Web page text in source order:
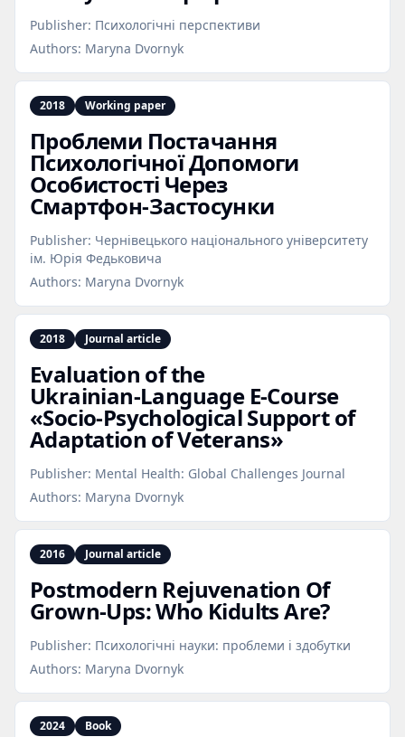
Publisher: Психологічні перспективи
Authors: Maryna Dvornyk
2018 Working paper
Проблеми Постачання
Психологічної Допомоги
Особистості Через
Смартфон‑Застосунки
Publisher: Чернівецького національного університету
ім. Юрія Федьковича
Authors: Maryna Dvornyk
2018 Journal article
Evaluation of the
Ukrainian‑Language E‑Course
«Socio‑Psychological Support of
Adaptation of Veterans»
Publisher: Mental Health: Global Challenges Journal
Authors: Maryna Dvornyk
2016 Journal article
Postmodern Rejuvenation Of
Grown‑Ups: Who Kidults Are?
Publisher: Психологічні науки: проблеми і здобутки
Authors: Maryna Dvornyk
2024 Book